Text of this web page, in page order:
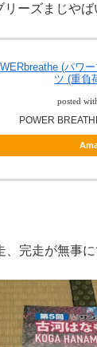
ーズまじやば
(パワ
ツ (重負
posted
POWER
完走が無事に